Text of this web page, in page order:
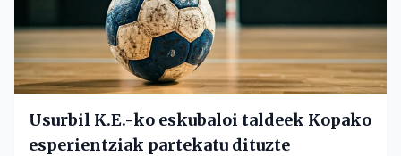
Usurbil K.E.-ko eskubaloi taldeek Kopako
esperientziak partekatu dituzte